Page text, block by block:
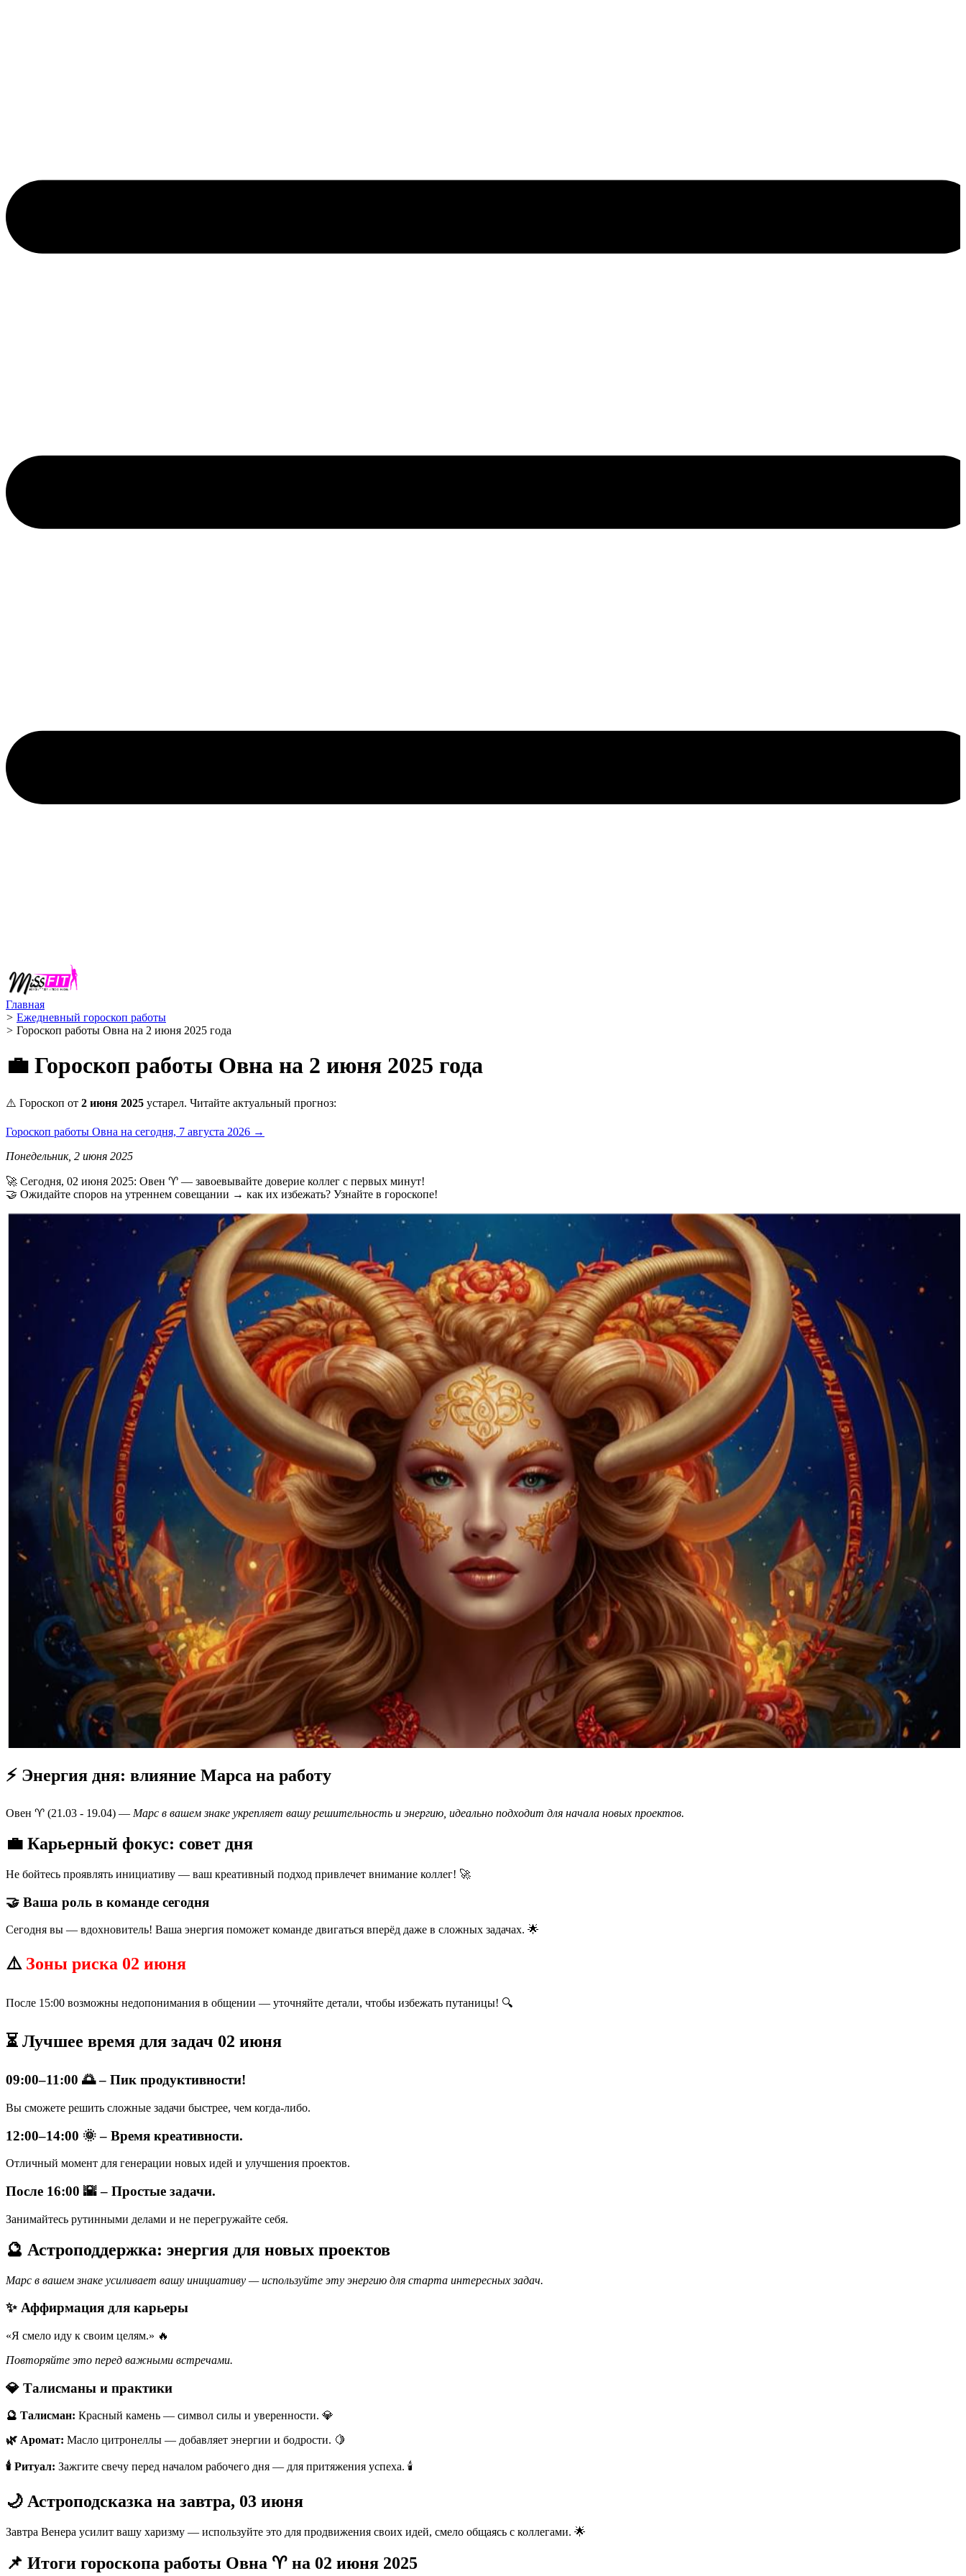
Главная
> Ежедневный гороскоп работы
> Гороскоп работы Овна на 2 июня 2025 года
💼 Гороскоп работы Овна на 2 июня 2025 года
⚠️ Гороскоп от 2 июня 2025 устарел. Читайте актуальный прогноз:
Гороскоп работы Овна на сегодня, 7 августа 2026 →
Понедельник, 2 июня 2025
🚀 Сегодня, 02 июня 2025: Овен ♈ — завоевывайте доверие коллег с первых минут!
🤝 Ожидайте споров на утреннем совещании → как их избежать? Узнайте в гороскопе!
⚡ Энергия дня: влияние Марса на работу
Овен ♈️ (21.03 - 19.04) — Марс в вашем знаке укрепляет вашу решительность и энергию, идеально подходит для начала новых проектов.
💼 Карьерный фокус: совет дня
Не бойтесь проявлять инициативу — ваш креативный подход привлечет внимание коллег! 🚀
🤝 Ваша роль в команде сегодня
Сегодня вы — вдохновитель! Ваша энергия поможет команде двигаться вперёд даже в сложных задачах. 🌟
⚠️ Зоны риска 02 июня
После 15:00 возможны недопонимания в общении — уточняйте детали, чтобы избежать путаницы! 🔍
⏳ Лучшее время для задач 02 июня
09:00–11:00 🌅 – Пик продуктивности!
Вы сможете решить сложные задачи быстрее, чем когда-либо.
12:00–14:00 🌞 – Время креативности.
Отличный момент для генерации новых идей и улучшения проектов.
После 16:00 🌇 – Простые задачи.
Занимайтесь рутинными делами и не перегружайте себя.
🔮 Астроподдержка: энергия для новых проектов
Марс в вашем знаке усиливает вашу инициативу — используйте эту энергию для старта интересных задач.
✨ Аффирмация для карьеры
«Я смело иду к своим целям.» 🔥
Повторяйте это перед важными встречами.
💎 Талисманы и практики
🔮 Талисман: Красный камень — символ силы и уверенности. 💎
🌿 Аромат: Масло цитронеллы — добавляет энергии и бодрости. 🍋
🕯️ Ритуал: Зажгите свечу перед началом рабочего дня — для притяжения успеха. 🕯️
🌙 Астроподсказка на завтра, 03 июня
Завтра Венера усилит вашу харизму — используйте это для продвижения своих идей, смело общаясь с коллегами. 🌟
📌 Итоги гороскопа работы Овна ♈️ на 02 июня 2025